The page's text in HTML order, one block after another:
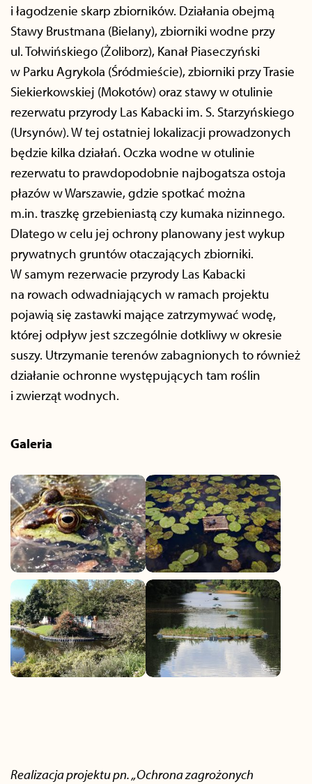
i łagodzenie skarp zbiorników. Działania obejmą
Stawy Brustmana (Bielany), zbiorniki wodne przy
ul. Tołwińskiego (Żoliborz), Kanał Piaseczyński
w Parku Agrykola (Śródmieście), zbiorniki przy Trasie
Siekierkowskiej (Mokotów) oraz stawy w otulinie
rezerwatu przyrody Las Kabacki im. S. Starzyńskiego
(Ursynów). W tej ostatniej lokalizacji prowadzonych
będzie kilka działań. Oczka wodne w otulinie
rezerwatu to prawdopodobnie najbogatsza ostoja
płazów w Warszawie, gdzie spotkać można
m.in. traszkę grzebieniastą czy kumaka nizinnego.
Dlatego w celu jej ochrony planowany jest wykup
prywatnych gruntów otaczających zbiorniki.
W samym rezerwacie przyrody Las Kabacki
na rowach odwadniających w ramach projektu
pojawią się zastawki mające zatrzymywać wodę,
której odpływ jest szczególnie dotkliwy w okresie
suszy. Utrzymanie terenów zabagnionych to również
działanie ochronne występujących tam roślin
i zwierząt wodnych.
Galeria
Realizacja projektu pn. „Ochrona zagrożonych